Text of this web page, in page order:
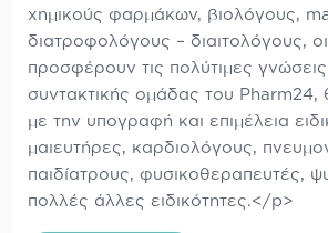
χημικούς φαρμάκων, βιολόγους,
διατροφολόγους – διαιτολόγους, οι
προσφέρουν τις πολύτιμες
συντακτικής ομάδας του Pharm24,
με την υπογραφή και επιμέλεια
μαιευτήρες, καρδιολόγους,
παιδίατρους, φυσικοθεραπευτές,
πολλές άλλες ειδικότητες.</p>